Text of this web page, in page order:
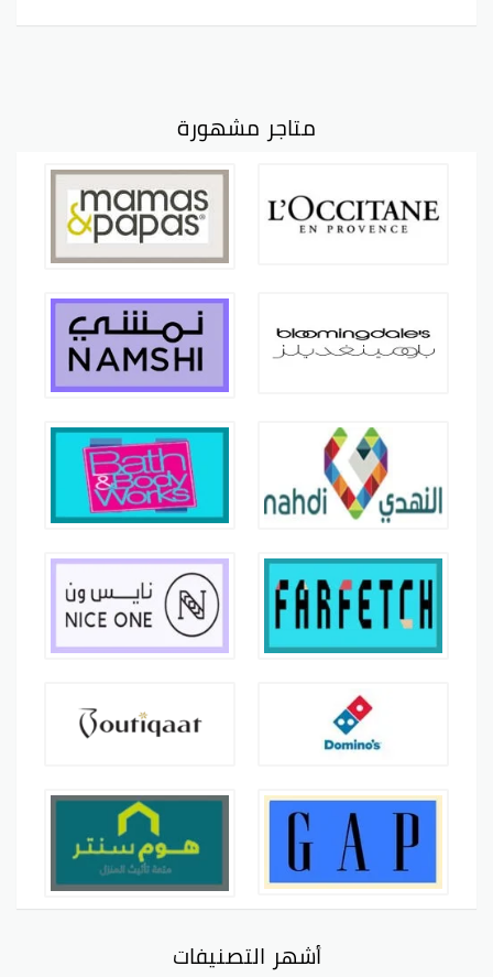
متاجر مشهورة
أشهر التصنيفات